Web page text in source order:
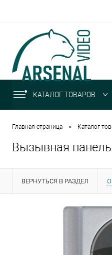
КАТАЛОГ ТОВАРОВ
Главная страница • Каталог
Вызывная
ВЕРНУТЬСЯ В РАЗДЕЛ